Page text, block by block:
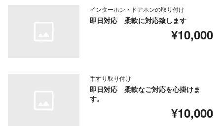
インターホン・ドアホンの取り付け
即日対応 柔軟に対応致します
¥10,000
手すり取り付け
即日対応 柔軟なご対応を心掛けま
す。
¥10,000